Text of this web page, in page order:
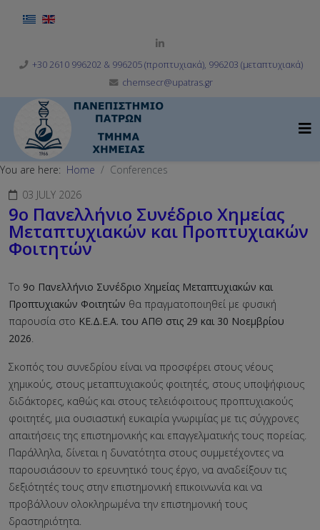
Select your language
+30 2610 996202 & 996205 (προπτυχιακά), 996203 (μεταπτυχιακά)
chemsecr@upatras.gr
You are here: Home
Conferences
03 JULY 2026
9ο Πανελλήνιο Συνέδριο Χημείας
Μεταπτυχιακών και Προπτυχιακών
Φοιτητών
Το 9ο Πανελλήνιο Συνέδριο Χημείας Μεταπτυχιακών και
Προπτυχιακών Φοιτητών θα πραγματοποιηθεί με φυσική
παρουσία στο ΚΕ.Δ.Ε.Α. του ΑΠΘ στις 29 και 30 Νοεμβρίου
2026.
Σκοπός του συνεδρίου είναι να προσφέρει στους νέους
χημικούς, στους μεταπτυχιακούς φοιτητές, στους υποψήφιους
διδάκτορες, καθώς και στους τελειόφοιτους προπτυχιακούς
φοιτητές, μια ουσιαστική ευκαιρία γνωριμίας με τις σύγχρονες
απαιτήσεις της επιστημονικής και επαγγελματικής τους πορείας.
Παράλληλα, δίνεται η δυνατότητα στους συμμετέχοντες να
παρουσιάσουν το ερευνητικό τους έργο, να αναδείξουν τις
δεξιότητές τους στην επιστημονική επικοινωνία και να
προβάλλουν ολοκληρωμένα την επιστημονική τους
δραστηριότητα.